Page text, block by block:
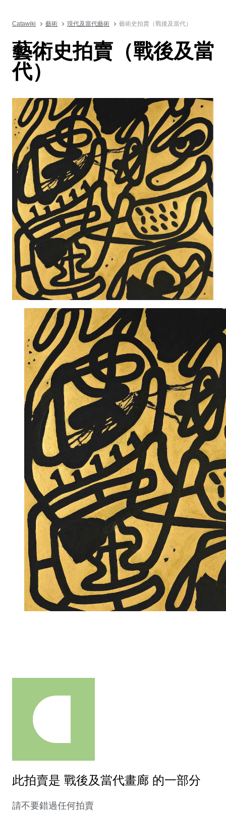
Catawiki 藝術 現代及當代藝術 藝術史拍賣（戰後及當代）
藝術史拍賣（戰後及當
代）
此拍賣是 戰後及當代畫廊 的一部分
請不要錯過任何拍賣